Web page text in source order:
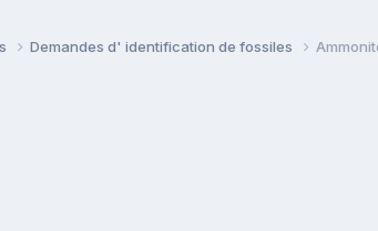
Demandes d' identification de fossiles